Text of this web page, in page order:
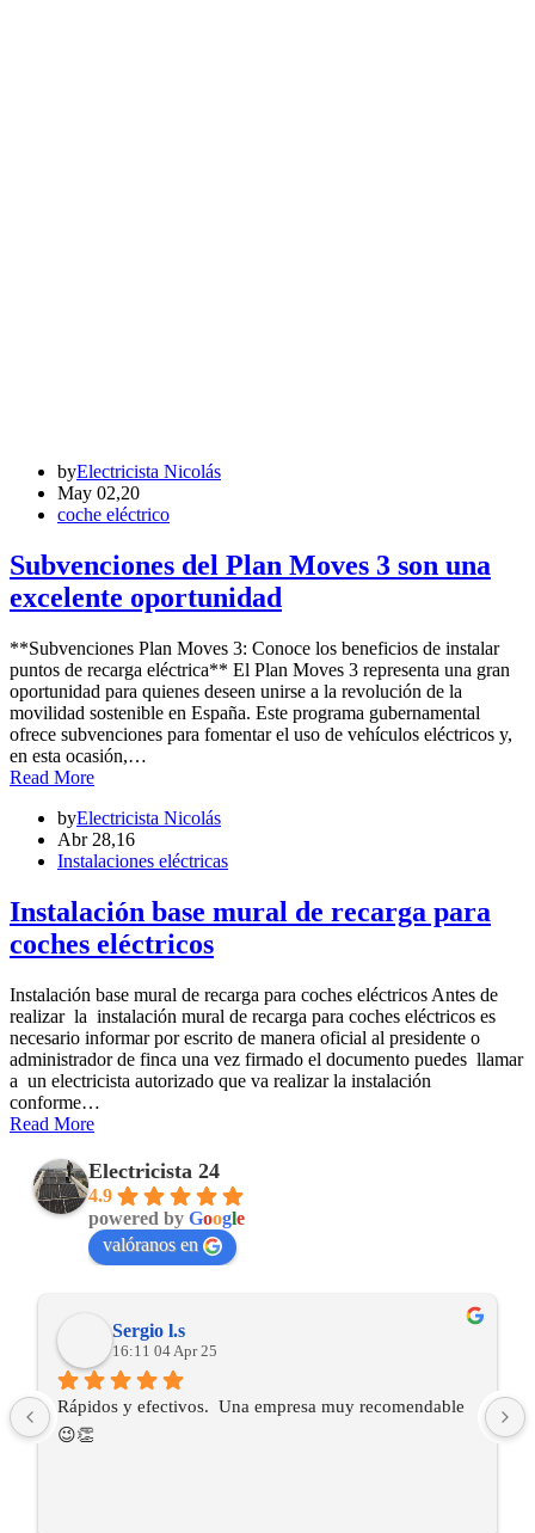
byElectricista Nicolás
May 02,20
coche eléctrico
Subvenciones del Plan Moves 3 son una
excelente oportunidad
**Subvenciones Plan Moves 3: Conoce los beneficios de instalar
puntos de recarga eléctrica** El Plan Moves 3 representa una gran
oportunidad para quienes deseen unirse a la revolución de la
movilidad sostenible en España. Este programa gubernamental
ofrece subvenciones para fomentar el uso de vehículos eléctricos y,
en esta ocasión,…
Read More
byElectricista Nicolás
Abr 28,16
Instalaciones eléctricas
Instalación base mural de recarga para
coches eléctricos
Instalación base mural de recarga para coches eléctricos Antes de
realizar la instalación mural de recarga para coches eléctricos es
necesario informar por escrito de manera oficial al presidente o
administrador de finca una vez firmado el documento puedes llamar
a un electricista autorizado que va realizar la instalación
conforme…
Read More
Electricista 24
4.9
powered by Google
valóranos en
Sergio l.s
16:11 04 Apr 25
Rápidos y efectivos.  Una empresa muy recomendable
😉👏